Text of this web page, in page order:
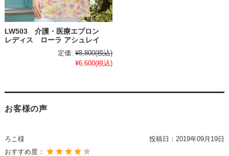
LW503 介護・医療エプロン
レディス ローラ アシュレイ
定価: ¥8,800(税込)
¥6,600(税込)
お客様の声
ろこ様 投稿日： 2019年09月19日
おすすめ度：